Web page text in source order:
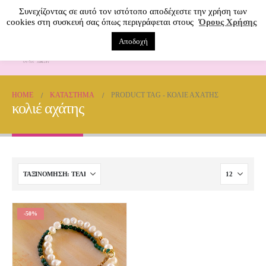
HOME ΚΑΤΆΣΤΗΜΑ PRODUCT TAG - ΚΟΛΙΈ ΑΧΆΤΗΣ
κολιέ αχάτης
-50%
Συνεχίζοντας σε αυτό τον ιστότοπο αποδέχεστε την χρήση των
cookies στη συσκευή σας όπως περιγράφεται στους Όρους Χρήσης
Αποδοχή